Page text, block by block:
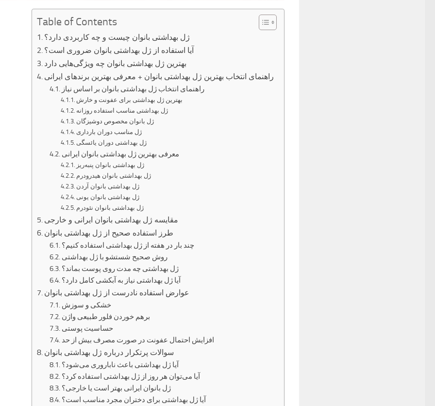
Table of Contents
ژل بهداشتی بانوان چیست و چه کاربردی دارد؟
آیا استفاده از ژل بهداشتی بانوان ضروری است؟
بهترین ژل بهداشتی بانوان چه ویژگی‌هایی دارد
راهنمای انتخاب بهترین ژل بهداشتی بانوان + معرفی بهترین برندهای ایرانی
راهنمای انتخاب ژل بهداشتی بانوان بر اساس نیاز
بهترین ژل بهداشتی برای عفونت و خارش
ژل بهداشتی مناسب استفاده روزانه
ژل بانوان مخصوص دوشیزگان
ژل مناسب دوران بارداری
ژل بهداشتی دوران یائسگی
معرفی بهترین ژل بهداشتی بانوان ایرانی
ژل بهداشتی بانوان پنبه‌ریز
ژل بهداشتی بانوان هیدرودرم
ژل بهداشتی بانوان آردن
ژل بهداشتی بانوان یونی
ژل بهداشتی بانوان نئودرم
مقایسه ژل بهداشتی بانوان ایرانی و خارجی
طرز استفاده صحیح از ژل بهداشتی بانوان
چند بار در هفته از ژل بهداشتی استفاده کنیم؟
روش صحیح شستشو با ژل بهداشتی
ژل بهداشتی چه مدت روی پوست بماند؟
آیا ژل بهداشتی نیاز به آبکشی کامل دارد؟
عوارض استفاده نادرست از ژل بهداشتی بانوان
خشکی و سوزش
برهم خوردن فلور طبیعی واژن
حساسیت پوستی
افزایش احتمال عفونت در صورت مصرف بیش از حد
سوالات پرتکرار درباره ژل بهداشتی بانوان
آیا ژل بهداشتی باعث ناباروری می‌شود؟
آیا می‌توان هر روز از ژل بهداشتی استفاده کرد؟
ژل بانوان ایرانی بهتر است یا خارجی؟
آیا ژل بهداشتی برای دختران مجرد مناسب است؟